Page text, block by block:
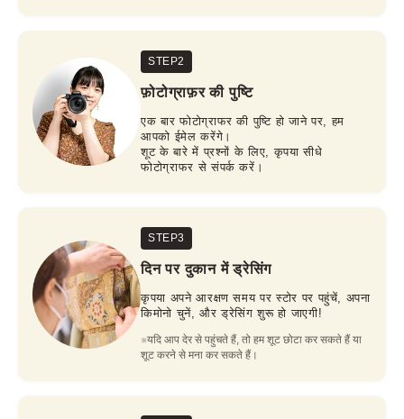
STEP2
फ़ोटोग्राफ़र की पुष्टि
एक बार फोटोग्राफर की पुष्टि हो जाने पर, हम
आपको ईमेल करेंगे।
शूट के बारे में प्रश्नों के लिए, कृपया सीधे
फोटोग्राफर से संपर्क करें।
STEP3
दिन पर दुकान में ड्रेसिंग
कृपया अपने आरक्षण समय पर स्टोर पर पहुंचें, अपना
किमोनो चुनें, और ड्रेसिंग शुरू हो जाएगी!
※यदि आप देर से पहुंचते हैं, तो हम शूट छोटा कर सकते हैं या
शूट करने से मना कर सकते हैं।